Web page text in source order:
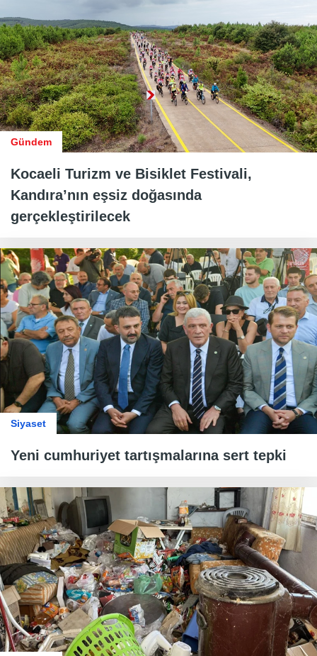
Gündem
Kocaeli Turizm ve Bisiklet Festivali,
Kandıra’nın eşsiz doğasında
gerçekleştirilecek
Siyaset
Yeni cumhuriyet tartışmalarına sert tepki